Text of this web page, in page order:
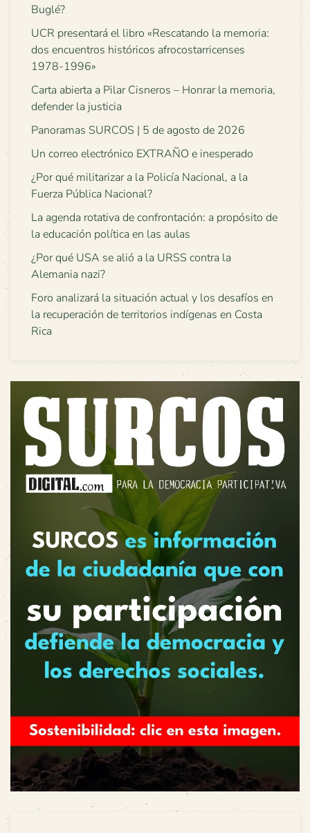
Buglé?
UCR presentará el libro «Rescatando la memoria:
dos encuentros históricos afrocostarricenses
1978-1996»
Carta abierta a Pilar Cisneros – Honrar la memoria,
defender la justicia
Panoramas SURCOS | 5 de agosto de 2026
Un correo electrónico EXTRAÑO e inesperado
¿Por qué militarizar a la Policía Nacional, a la
Fuerza Pública Nacional?
La agenda rotativa de confrontación: a propósito de
la educación política en las aulas
¿Por qué USA se alió a la URSS contra la
Alemania nazi?
Foro analizará la situación actual y los desafíos en
la recuperación de territorios indígenas en Costa
Rica